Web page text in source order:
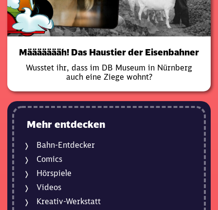
Määäääääh! Das Haustier der Eisenbahner
Wusstet ihr, dass im DB Museum in Nürnberg
auch eine Ziege wohnt?
Mehr entdecken
Bahn-Entdecker
Comics
Hörspiele
Videos
Kreativ-Werkstatt